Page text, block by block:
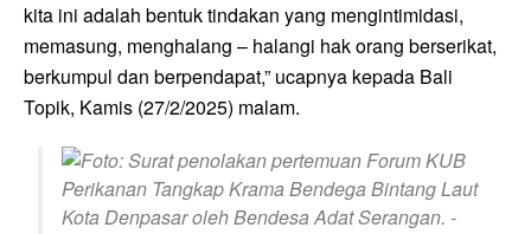
kita ini adalah bentuk tindakan yang mengintimidasi,
memasung, menghalang – halangi hak orang berserikat,
berkumpul dan berpendapat,” ucapnya kepada Bali
Topik, Kamis (27/2/2025) malam.